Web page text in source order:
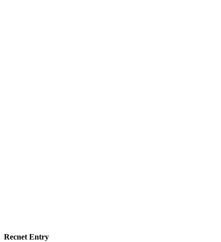
Recnet Entry